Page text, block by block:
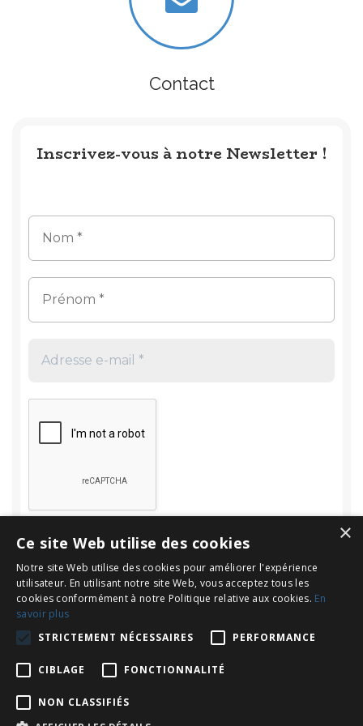
Contact
Inscrivez-vous à notre Newsletter !
Rechercher
Rechercher :
×
Ce site Web utilise des cookies
Notre site Web utilise des cookies pour améliorer l'expérience
utilisateur. En utilisant notre site Web, vous acceptez tous les
cookies conformément à notre Politique relative aux cookies. En
savoir plus
STRICTEMENT NÉCESSAIRES
PERFORMANCE
CIBLAGE FONCTIONNALITÉ
NON CLASSIFIÉS